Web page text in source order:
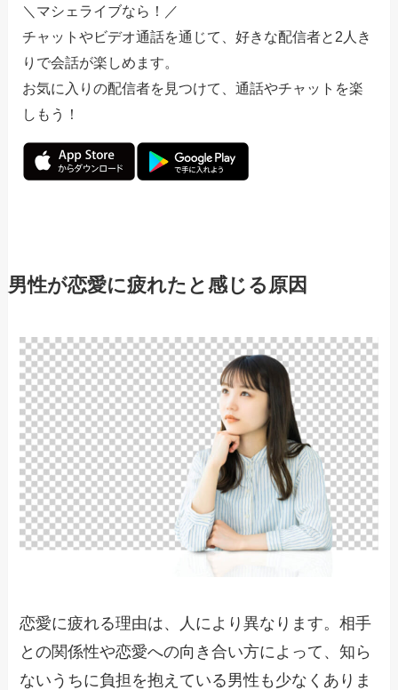
＼マシェライブなら！／
チャットやビデオ通話を通じて、好きな配信者と2人き
りで会話が楽しめます。
お気に入りの配信者を見つけて、通話やチャットを楽
しもう！
男性が恋愛に疲れたと感じる原因
恋愛に疲れる理由は、人により異なります。相手
との関係性や恋愛への向き合い方によって、知ら
ないうちに負担を抱えている男性も少なくありま